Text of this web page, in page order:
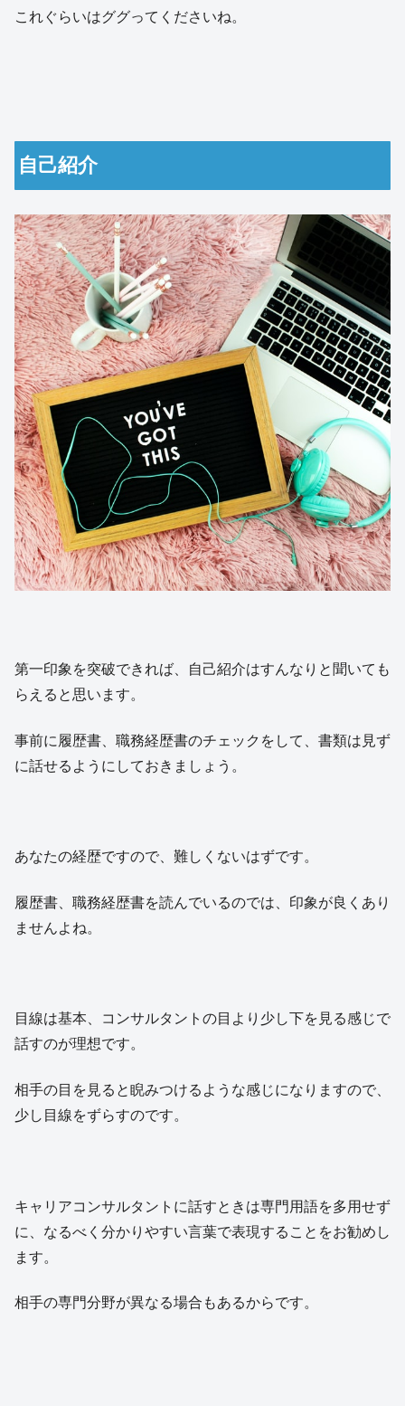
これぐらいはググってくださいね。
自己紹介
第一印象を突破できれば、自己紹介はすんなりと聞いても
らえると思います。
事前に履歴書、職務経歴書のチェックをして、書類は見ず
に話せるようにしておきましょう。
あなたの経歴ですので、難しくないはずです。
履歴書、職務経歴書を読んでいるのでは、印象が良くあり
ませんよね。
目線は基本、コンサルタントの目より少し下を見る感じで
話すのが理想です。
相手の目を見ると睨みつけるような感じになりますので、
少し目線をずらすのです。
キャリアコンサルタントに話すときは専門用語を多用せず
に、なるべく分かりやすい言葉で表現することをお勧めし
ます。
相手の専門分野が異なる場合もあるからです。